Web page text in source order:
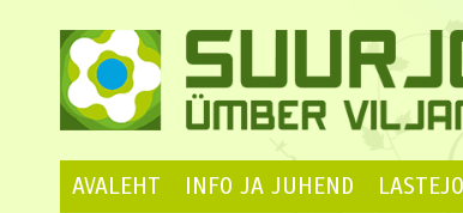
AVALEHT INFO JA JUHEND